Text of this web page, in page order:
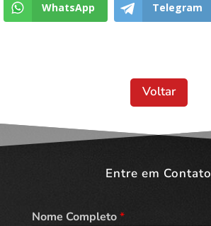
WhatsApp Telegram
Voltar
Entre em Contato
Nome Completo*